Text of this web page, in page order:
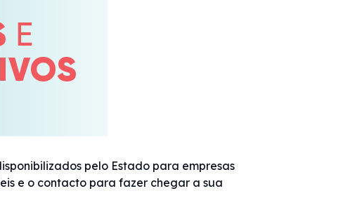
pelo Estado para empresas
e o contacto para fazer chegar a sua